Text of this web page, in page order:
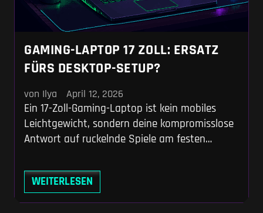
GAMING-LAPTOP 17 ZOLL: ERSATZ
FÜRS DESKTOP-SETUP?
von Ilya April 12, 2026
Ein 17-Zoll-Gaming-Laptop ist kein mobiles
Leichtgewicht, sondern deine kompromisslose
Antwort auf ruckelnde Spiele am festen
dringend nötigen Platz für ausladende
Heatpipes und ungebremste Watt-Zahlen,
kettet dich aber mit einem dicken Netzteil an
WEITERLESEN